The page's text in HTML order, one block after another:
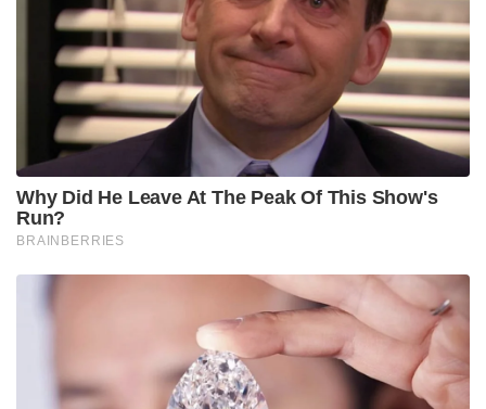
Why Did He Leave At The Peak Of This Show's
Run?
BRAINBERRIES